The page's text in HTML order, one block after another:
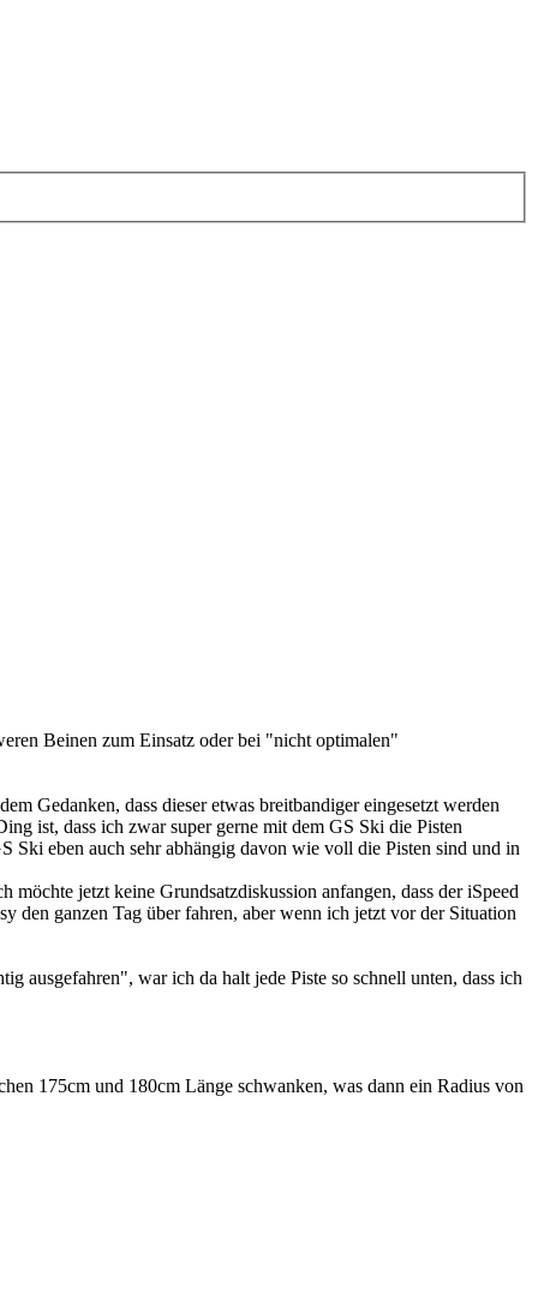
Beinen zum Einsatz oder bei "nicht optimalen"
Gedanken, dass dieser etwas breitbandiger eingesetzt werden
ist, dass ich zwar super gerne mit dem GS Ski die Pisten
Ski eben auch sehr abhängig davon wie voll die Pisten sind und in
jetzt keine Grundsatzdiskussion anfangen, dass der iSpeed
den ganzen Tag über fahren, aber wenn ich jetzt vor der Situation
ausgefahren", war ich da halt jede Piste so schnell unten, dass ich
175cm und 180cm Länge schwanken, was dann ein Radius von